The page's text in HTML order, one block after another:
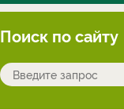
Поиск по сайту